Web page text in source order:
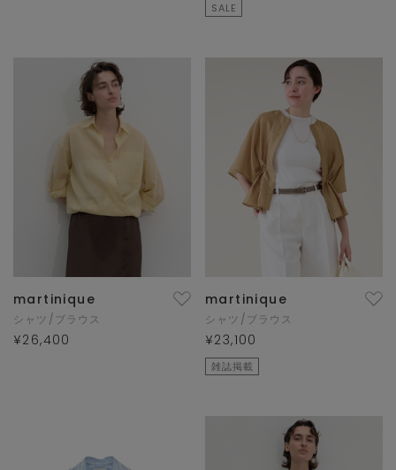
SALE
martinique
シャツ/ブラウス
¥26,400
martinique
シャツ/ブラウス
¥23,100
雑誌掲載